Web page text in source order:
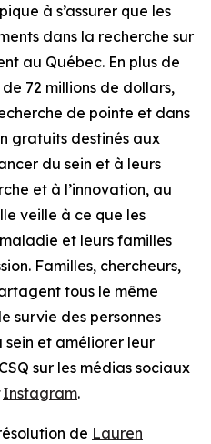
à s’assurer que les
dans la recherche sur
au Québec. En plus de
72 millions de dollars,
de pointe et dans
gratuits destinés aux
du sein et à leurs
et à l’innovation, au
veille à ce que les
et leurs familles
Familles, chercheurs,
tous le même
survie des personnes
et améliorer leur
sur les médias sociaux
Instagram.
de Lauren